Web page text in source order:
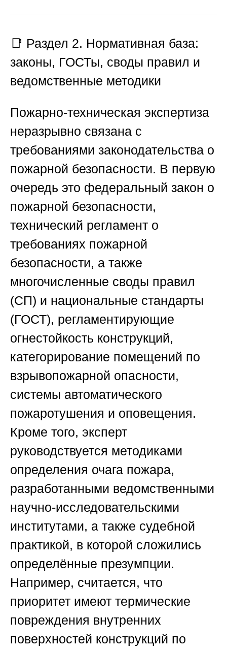
📑 Раздел 2. Нормативная база:
законы, ГОСТы, своды правил и
ведомственные методики
Пожарно-техническая экспертиза
неразрывно связана с
требованиями законодательства о
пожарной безопасности. В первую
очередь это федеральный закон о
пожарной безопасности,
технический регламент о
требованиях пожарной
безопасности, а также
многочисленные своды правил
(СП) и национальные стандарты
(ГОСТ), регламентирующие
огнестойкость конструкций,
категорирование помещений по
взрывопожарной опасности,
системы автоматического
пожаротушения и оповещения.
Кроме того, эксперт
руководствуется методиками
определения очага пожара,
разработанными ведомственными
научно-исследовательскими
институтами, а также судебной
практикой, в которой сложились
определённые презумпции.
Например, считается, что
приоритет имеют термические
повреждения внутренних
поверхностей конструкций по